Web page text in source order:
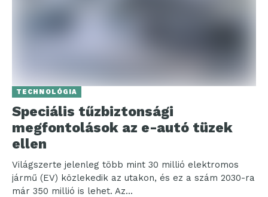
TECHNOLÓGIA
Speciális tűzbiztonsági
megfontolások az e-autó tüzek
ellen
Világszerte jelenleg több mint 30 millió elektromos
jármű (EV) közlekedik az utakon, és ez a szám 2030-ra
már 350 millió is lehet. Az...